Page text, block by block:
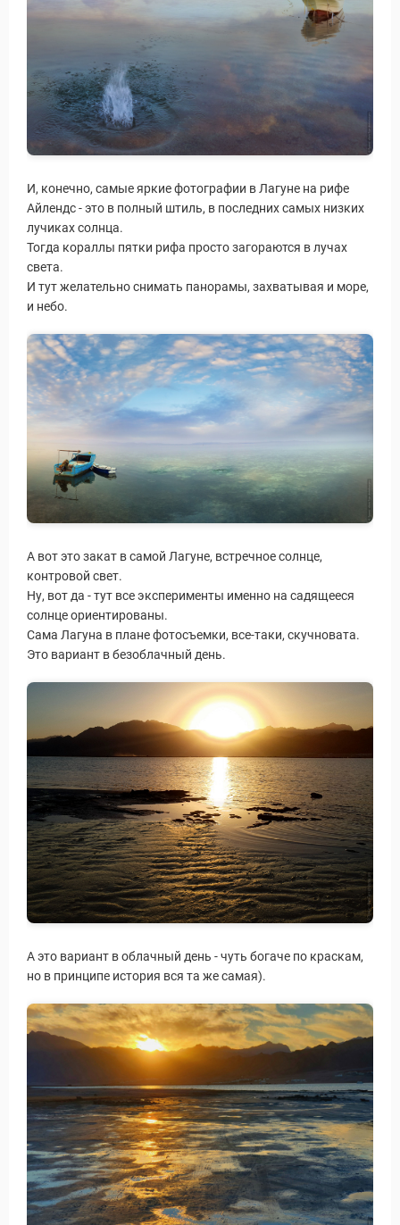
Service Дахаб
И, конечно, самые яркие фотографии в Лагуне на рифе
Айлендс - это в полный штиль, в последних самых низких
лучиках солнца.
Тогда кораллы пятки рифа просто загораются в лучах
света.
И тут желательно снимать панорамы, захватывая и море,
и небо.
А вот это закат в самой Лагуне, встречное солнце,
контровой свет.
Ну, вот да - тут все эксперименты именно на садящееся
солнце ориентированы.
Сама Лагуна в плане фотосъемки, все-таки, скучновата.
Это вариант в безоблачный день.
А это вариант в облачный день - чуть богаче по краскам,
но в принципе история вся та же самая).